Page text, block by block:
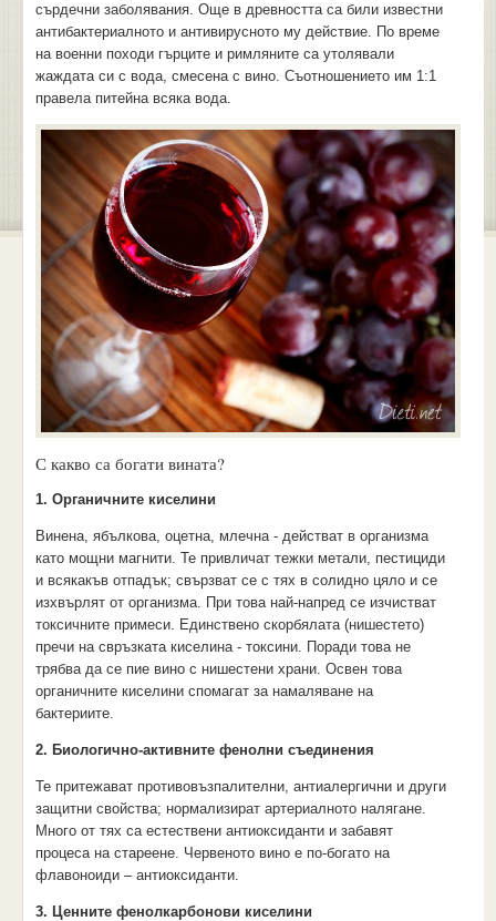
сърдечни заболявания. Още в древността са били известни
антибактериалното и антивирусното му действие. По време
на военни походи гърците и римляните са утолявали
жаждата си с вода, смесена с вино. Съотношението им 1:1
правела питейна всяка вода.
С какво са богати вината?
1. Органичните киселини
Винена, ябълкова, оцетна, млечна - действат в организма
като мощни магнити. Те привличат тежки метали, пестициди
и всякакъв отпадък; свързват се с тях в солидно цяло и се
изхвърлят от организма. При това най-напред се изчистват
токсичните примеси. Единствено скорбялата (нишестето)
пречи на свръзката киселина - токсини. Поради това не
трябва да се пие вино с нишестени храни. Освен това
органичните киселини спомагат за намаляване на
бактериите.
2. Биологично-активните фенолни съединения
Те притежават противовъзпалителни, антиалергични и други
защитни свойства; нормализират артериалното налягане.
Много от тях са естествени антиоксиданти и забавят
процеса на стареене. Червеното вино е по-богато на
флавоноиди – антиоксиданти.
3. Ценните фенолкарбонови киселини